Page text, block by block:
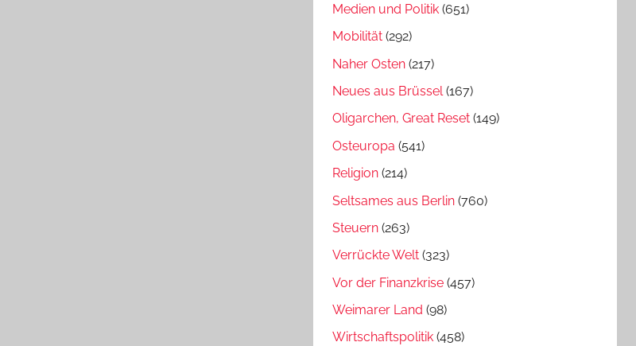
Medien und Politik (651)
Mobilität (292)
Naher Osten (217)
Neues aus Brüssel(167)
Oligarchen, Great Reset (149)
Osteuropa (541)
Religion (214)
Seltsames aus Berlin (760)
Steuern (263)
Verrückte Welt (323)
Vor der Finanzkrise (457)
Weimarer Land (98)
Wirtschaftspolitik (458)